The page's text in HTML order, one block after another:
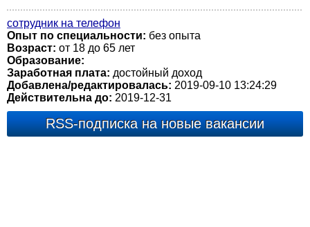
сотрудник на телефон
Опыт по специальности: без опыта
Возраст: от 18 до 65 лет
Образование:
Заработная плата: достойный доход
Добавлена/редактировалась: 2019-09-10 13:24:29
Действительна до: 2019-12-31
RSS-подписка на новые вакансии